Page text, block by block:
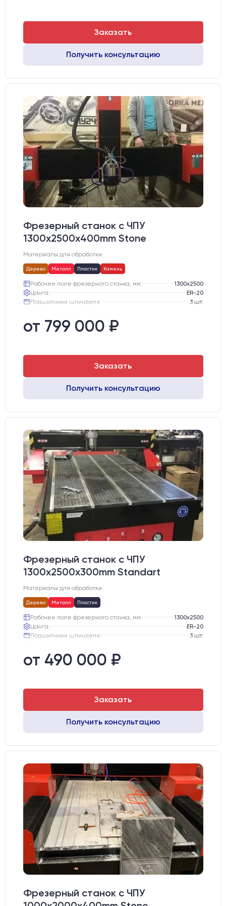
Заказать
Получить консультацию
Фрезерный станок с ЧПУ
1300x2500x400mm Stone
Материалы для обработки:
Дерево Металл Пластик Камень
Рабочее поле фрезерного станка, мм:
1300х2500
Цанга:
ER-20
Подшипники шпинделя:
3 шт.
Стол:
Двигатели:
от 799 000 ₽
Заказать
Получить консультацию
Фрезерный станок с ЧПУ
1300x2500x300mm Standart
Материалы для обработки:
Дерево Металл Пластик
Рабочее поле фрезерного станка, мм:
1300х2500
Цанга:
ER-20
Подшипники шпинделя:
3 шт.
Двигатели:
от 490 000 ₽
Заказать
Получить консультацию
Фрезерный станок с ЧПУ